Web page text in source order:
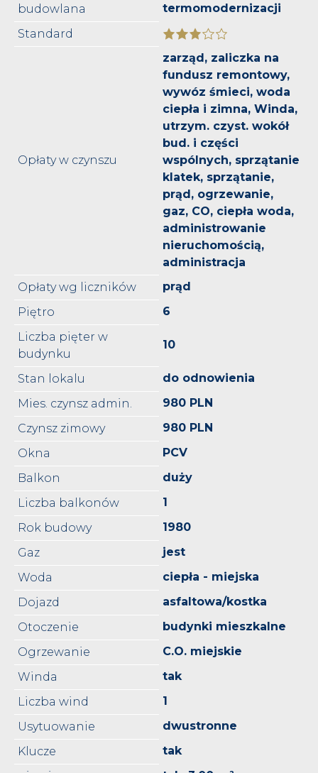
budowlana
termomodernizacji
Standard
Opłaty w czynszu
zarząd, zaliczka na
fundusz remontowy,
wywóz śmieci, woda
ciepła i zimna, Winda,
utrzym. czyst. wokół
bud. i części
wspólnych, sprzątanie
klatek, sprzątanie,
prąd, ogrzewanie,
gaz, CO, ciepła woda,
administrowanie
nieruchomością,
administracja
Opłaty wg liczników
prąd
Piętro
6
Liczba pięter w
budynku
10
Stan lokalu
do odnowienia
Mies. czynsz admin.
980 PLN
Czynsz zimowy
980 PLN
Okna
PCV
Balkon
duży
Liczba balkonów
1
Rok budowy
1980
Gaz
jest
Woda
ciepła - miejska
Dojazd
asfaltowa/kostka
Otoczenie
budynki mieszkalne
Ogrzewanie
C.O. miejskie
Winda
tak
Liczba wind
1
Usytuowanie
dwustronne
Klucze
tak